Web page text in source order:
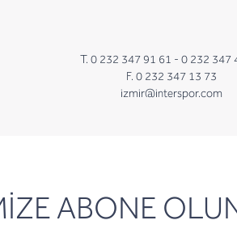
T. 0 232 347 91 61 - 0 232 347
F. 0 232 347 13 73
izmir@interspor.com
ABONE
newsletter